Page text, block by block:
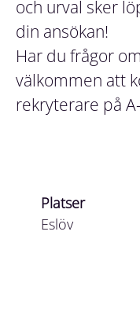
och urval sker
din ansökan!
Har du frågor
välkommen att
rekryterare på
Platser
Eslöv